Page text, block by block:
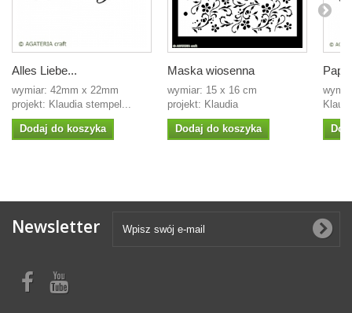
Alles Liebe...
wymiar: 42mm x 22mm
projekt: Klaudia stempel...
Dodaj do koszyka
Maska wiosenna
wymiar: 15 x 16 cm
projekt: Klaudia
Dodaj do koszyka
Newsletter